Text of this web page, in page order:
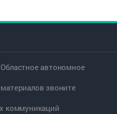
автономное
звоните
коммуникаций